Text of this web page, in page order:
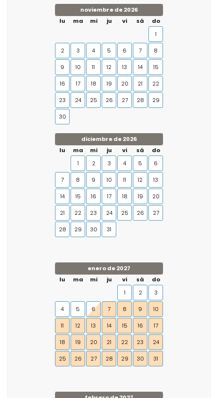
noviembre de 2026
lu
ma mi ju vi sá
do
1
2 3 4 5 6 7 8
9 10 11 12 13 14 15
16 17 18 19 20 21 22
23 24 25 26 27 28 29
30
diciembre de 2026
lu
ma mi ju vi sá
do
1
2 3 4 5 6
7 8 9 10 11 12 13
14 15 16 17 18 19 20
21 22 23 24 25 26 27
28 29 30 31
enero de 2027
lu
ma mi ju vi sá
do
1
2 3
4 5 6 7 8 9 10
11 12 13 14 15 16 17
18 19 20 21 22 23 24
25 26 27 28 29 30 31